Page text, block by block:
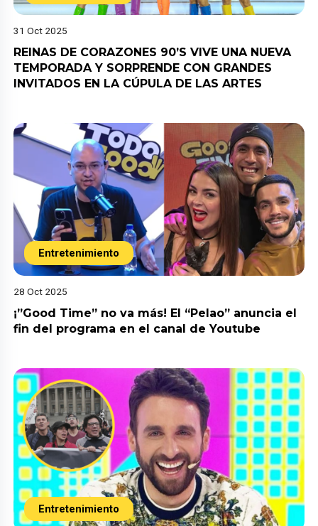
31 Oct 2025
REINAS DE CORAZONES 90’S VIVE UNA NUEVA
TEMPORADA Y SORPRENDE CON GRANDES
INVITADOS EN LA CÚPULA DE LAS ARTES
Entretenimiento
28 Oct 2025
¡”Good Time” no va más! El “Pelao” anuncia el
fin del programa en el canal de Youtube
Entretenimiento